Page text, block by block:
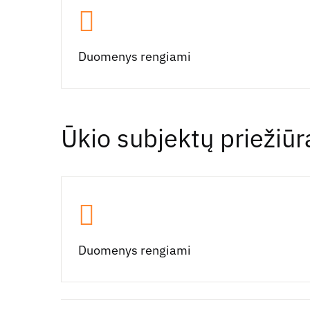
Duomenys rengiami
Ūkio subjektų
Duomenys rengiami